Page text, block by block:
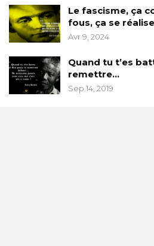
Le fascisme, ça
fous, ça se
Avr 9, 2024
Quand tu t’es
remettre…
Sep 14, 2019